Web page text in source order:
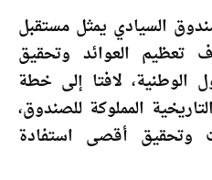
السيادي يمثل مستقبل
تعظيم العوائد وتحقيق
لافتا إلى خطة
المملوكة للصندوق،
وتحقيق أقصى استفادة